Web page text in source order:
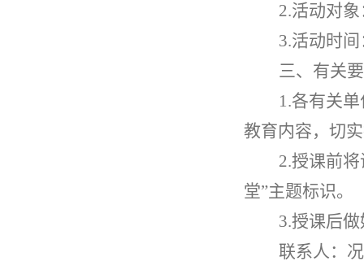
2.活动对象
3.活动时间
三、有关
1.各有关
教育内容，切
2.授课前
堂”主题标识。
3.授课后
联系人：